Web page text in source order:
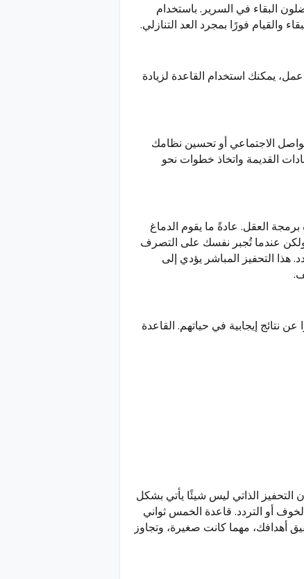
البقاء في السرير. باستخدام
والقيام فورًا بمجرد العد التنازلي.
يمكنك استخدام القاعدة لزيادة
الاجتماعي أو تحسين نظامك
القديمة واتخاذ خطوات نحو
العقل. عادةً ما يقوم الدماغ
ولكن عندما تُجبر نفسك على التصرف
هذا التحفيز المباشر يؤدي إلى
نتائج إيجابية في حياتهم. القاعدة
التحفيز الذاتي ليس شيئًا يأتي بشكل
أو التردد. قاعدة الخمس ثواني
أهدافك، مهما كانت صغيرة، وتجاوز